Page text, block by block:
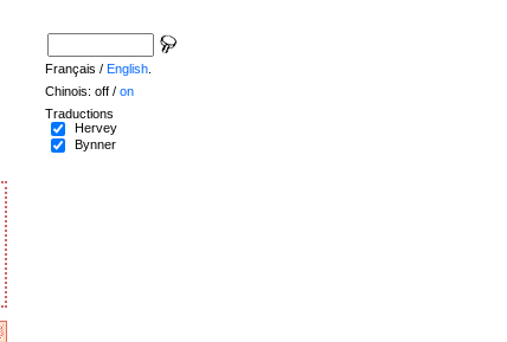
Français / English
Chinois: off / on
Traductions
Hervey
Bynner